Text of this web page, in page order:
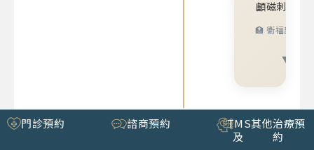
顱磁刺激治
🏥 衛福部執業
▼ 專業
門診預約 諮商預約
TMS
及
其他治療預
約